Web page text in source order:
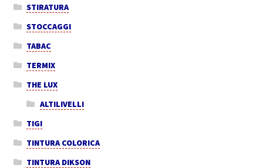
STIRATURA
STOCCAGGI
TABAC
TERMIX
THE LUX
ALTILIVELLI
TIGI
TINTURA COLORICA
TINTURA DIKSON